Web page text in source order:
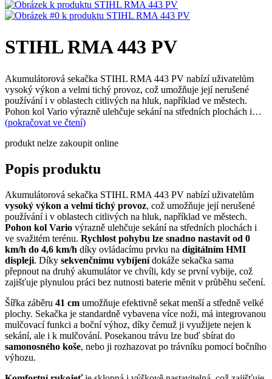
STIHL RMA 443 PV
Akumulátorová sekačka STIHL RMA 443 PV nabízí uživatelům
vysoký výkon a velmi tichý provoz, což umožňuje její nerušené
používání i v oblastech citlivých na hluk, například ve městech.
Pohon kol Vario výrazně ulehčuje sekání na středních plochách i…
(pokračovat ve čtení)
produkt nelze zakoupit online
Popis produktu
Akumulátorová sekačka STIHL RMA 443 PV nabízí uživatelům
vysoký výkon a velmi tichý provoz, což umožňuje její nerušené
používání i v oblastech citlivých na hluk, například ve městech.
Pohon kol Vario výrazně ulehčuje sekání na středních plochách i
ve svažitém terénu. Rychlost pohybu lze snadno nastavit od 0
km/h do 4,6 km/h díky ovládacímu prvku na digitálním HMI
displeji. Díky sekvenčnímu vybíjenídokáže sekačka sama
přepnout na druhý akumulátor ve chvíli, kdy se první vybije, což
zajišťuje plynulou práci bez nutnosti baterie měnit v průběhu sečení.
Šířka záběru 41 cm umožňuje efektivně sekat menší a středně velké
plochy. Sekačka je standardně vybavena více noži, má integrovanou
mulčovací funkci a boční výhoz, díky čemuž ji využijete nejen k
sekání, ale i k mulčování. Posekanou trávu lze buď sbírat do
samonosného koše, nebo ji rozhazovat po trávníku pomocí bočního
výhozu.